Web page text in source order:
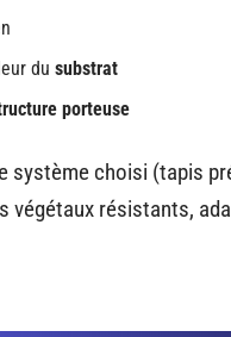
du substrat
porteuse
système choisi (tapis
végétaux résistants,